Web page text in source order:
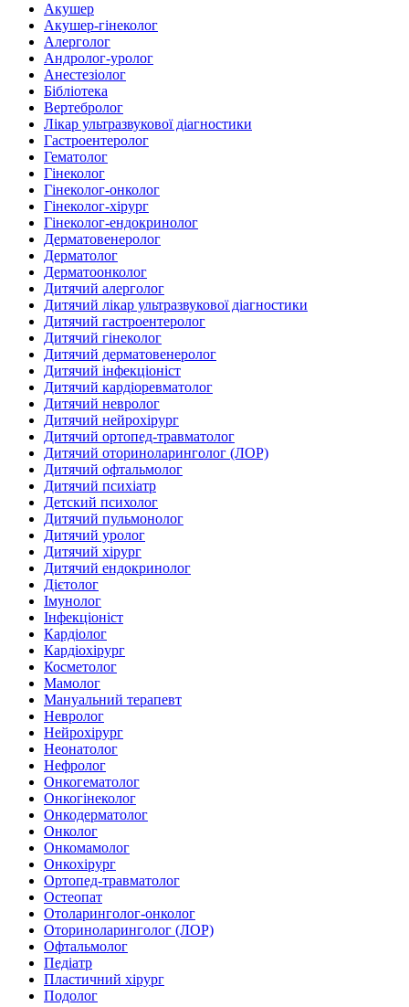
Акушер
Акушер-гінеколог
Алерголог
Андролог-уролог
Анестезіолог
Бібліотека
Вертебролог
Лікар ультразвукової діагностики
Гастроентеролог
Гематолог
Гінеколог
Гінеколог-онколог
Гінеколог-хірург
Гінеколог-ендокринолог
Дерматовенеролог
Дерматолог
Дерматоонколог
Дитячий алерголог
Дитячий лікар ультразвукової діагностики
Дитячий гастроентеролог
Дитячий гінеколог
Дитячий дерматовенеролог
Дитячий інфекціоніст
Дитячий кардіоревматолог
Дитячий невролог
Дитячий нейрохірург
Дитячий ортопед-травматолог
Дитячий оториноларинголог (ЛОР)
Дитячий офтальмолог
Дитячий психіатр
Детский психолог
Дитячий пульмонолог
Дитячий уролог
Дитячий хірург
Дитячий ендокринолог
Дієтолог
Імунолог
Інфекціоніст
Кардіолог
Кардіохірург
Косметолог
Мамолог
Мануальний терапевт
Невролог
Нейрохірург
Неонатолог
Нефролог
Онкогематолог
Онкогінеколог
Онкодерматолог
Онколог
Онкомамолог
Онкохірург
Ортопед-травматолог
Остеопат
Отоларинголог-онколог
Оториноларинголог (ЛОР)
Офтальмолог
Педіатр
Пластичний хірург
Подолог